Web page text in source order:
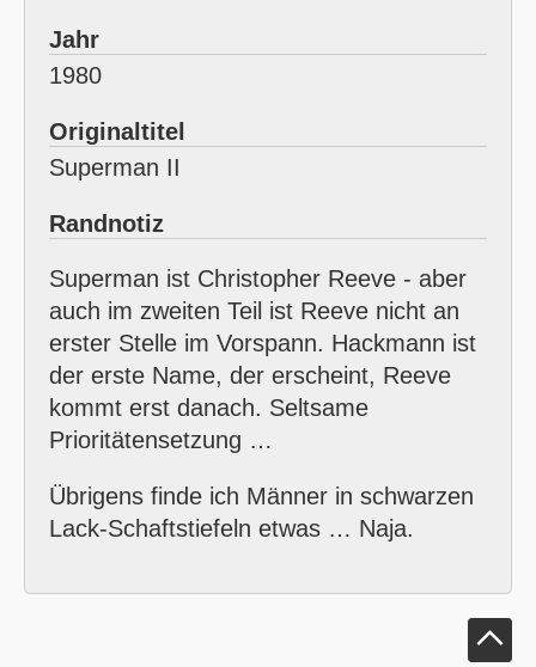
Jahr
1980
Originaltitel
Superman II
Randnotiz
Superman ist Christopher Reeve - aber
auch im zweiten Teil ist Reeve nicht an
erster Stelle im Vorspann. Hackmann ist
der erste Name, der erscheint, Reeve
kommt erst danach. Seltsame
Prioritätensetzung …
Übrigens finde ich Männer in schwarzen
Lack-Schaftstiefeln etwas … Naja.
Klick